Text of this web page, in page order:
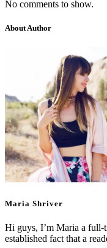
No comments to show.
About Author
Maria Shriver
Hi guys, I’m Maria a
established fact that a